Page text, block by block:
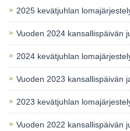
2025 kevätjuhlan
Vuoden 2024 kansallispäivän
2024 kevätjuhlan
Vuoden 2023 kansallispäivän
2023 kevätjuhlan
Vuoden 2022 kansallispäivän